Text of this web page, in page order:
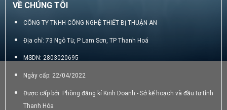
VỀ CHÚNG TÔI
CÔNG TY TNHH CÔNG NGHỆ THIẾT BỊ THUẬN AN
Địa chỉ: 73 Ngô Từ, P Lam Sơn, TP Thanh Hoá
MSDN: 2803020695
Ngày cấp: 22/04/2022
Được cấp bởi: Phòng đăng kí Kinh Doanh - Sở kế hoạch và đầu tư tỉnh
Thanh Hóa